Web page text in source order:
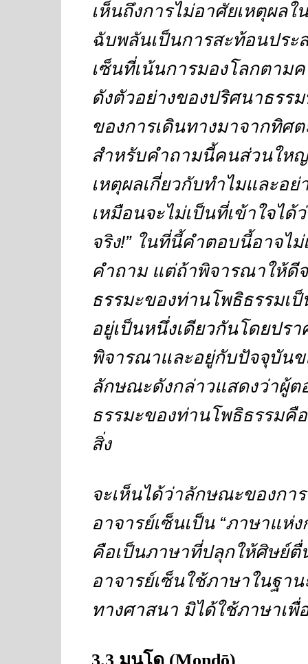
เห็นถึงการไม่อาศัยเหตุผล
ฉับพลันเป็นการสะท้อนปร
เซ็นที่เน้นการมองโลกตาม
ดังตัวอย่างของปริศนาธรร
ของการเดินทางมาจากทิศ
สำหรับคำถามนี้คนส่วนให
เหตุผลเกี่ยวกับทำไมและอ
เหมือนจะไม่เป็นที่เข้าใจได้ว่
จริง!”ในที่นี้คำตอบนี้อาจไม่
คำถาม แต่ถ้าพิจารณาให้ดี
ธรรมะของท่านโพธิธรรมเ
อยู่เป็นหนึ่งเดียวกันโดยปร
พิจารณาและอยู่กับปัจจุบัน
ลักษณะดังกล่าวแสดงว่าผู้
ธรรมะของท่านโพธิธรรมคื
สิ่ง
จะเห็นได้ว่าลักษณะของกา
อาจารย์เซ็นเป็น “ภาษาแห่ง
คือเป็นภาษาที่ปลุกให้ศิษย์ตื่
อาจารย์เซ็นใช้ภาษาในฐา
ทางศาสนา มิได้ใช้ภาษาเพื่